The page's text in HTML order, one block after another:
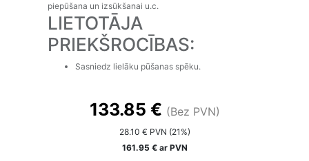
piepūšana un izsūkšanai u.c.
LIETOTĀJA
PRIEKŠROCĪBAS:
Sasniedz lielāku pūšanas spēku.
133.85 € (Bez PVN)
28.10 € PVN (21%)
161.95 € ar PVN